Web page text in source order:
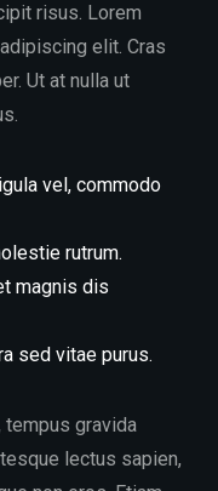
risus. Lorem
elit. Cras
Ut at nulla ut
vel, commodo
rutrum.
magnis dis
sed vitae purus.
tempus gravida
lectus sapien,